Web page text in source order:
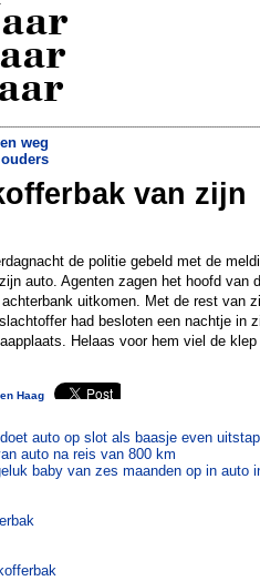
weg
levensgevaar na te harde seks»
van zijn
de politie gebeld met de
auto. Agenten zagen het hoofd van
uitkomen. Met de rest van
had besloten een nachtje in
Helaas voor hem viel de klep
Haag
auto op slot als baasje even
auto na reis van 800 km
baby van zes maanden op in auto